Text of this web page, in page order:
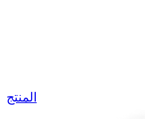
المنتج